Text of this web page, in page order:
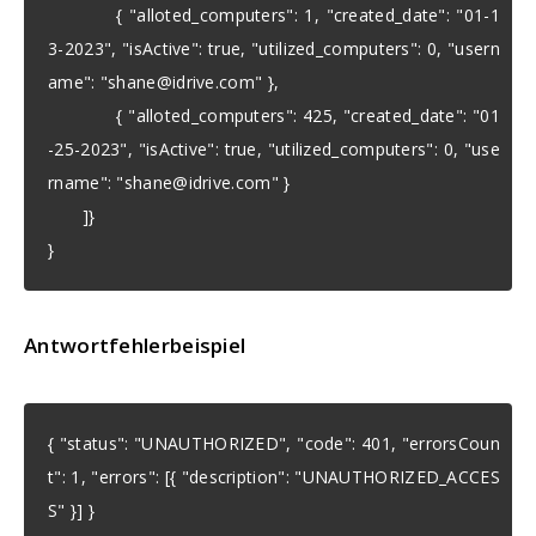
{ "alloted_computers": 1, "created_date": "01-1
3-2023", "isActive": true, "utilized_computers": 0, "usern
ame": "shane@idrive.com" },
{ "alloted_computers": 425, "created_date": "01
-25-2023", "isActive": true, "utilized_computers": 0, "use
rname": "shane@idrive.com" }
]}
}
Antwortfehlerbeispiel
{ "status": "UNAUTHORIZED", "code": 401, "errorsCoun
t": 1, "errors": [{ "description": "UNAUTHORIZED_ACCES
S" }] }